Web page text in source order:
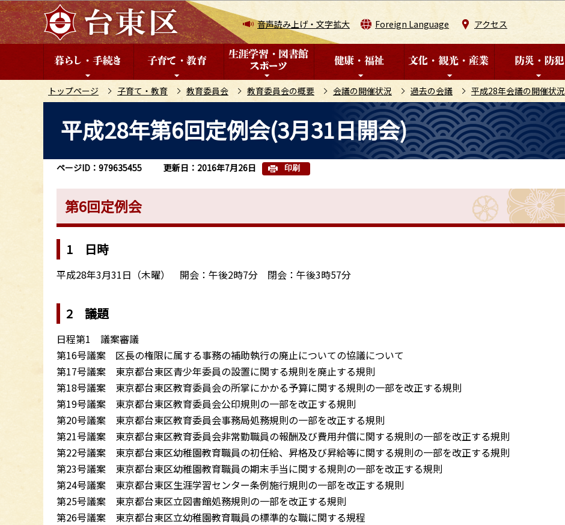
こ
の
ペ
音声読み上げ・文字拡大 Foreign Language アクセス
トップページ 子育て・教育 教育委員会 教育委員会の概要 会議の開催状況 過去の会議 平成28年会議の開催状況
こ
平成28年第6回定例会(3月31日開会)
ページID：979635455 更新日：2016年7月26日 印刷
第6回定例会
1 日時
平成28年3月31日（木曜） 開会：午後2時7分 閉会：午後3時57分
2 議題
日程第1 議案審議
第16号議案 区長の権限に属する事務の補助執行の廃止についての協議について
第17号議案 東京都台東区青少年委員の設置に関する規則を廃止する規則
第18号議案 東京都台東区教育委員会の所掌にかかる予算に関する規則の一部を改正する規則
第19号議案 東京都台東区教育委員会公印規則の一部を改正する規則
第20号議案 東京都台東区教育委員会事務局処務規則の一部を改正する規則
第21号議案 東京都台東区教育委員会非常勤職員の報酬及び費用弁償に関する規則の一部を改正する規則
第22号議案 東京都台東区幼稚園教育職員の初任給、昇格及び昇給等に関する規則の一部を改正する規則
第23号議案 東京都台東区幼稚園教育職員の期末手当に関する規則の一部を改正する規則
第24号議案 東京都台東区生涯学習センター条例施行規則の一部を改正する規則
第25号議案 東京都台東区立図書館処務規則の一部を改正する規則
第26号議案 東京都台東区立幼稚園教育職員の標準的な職に関する規程